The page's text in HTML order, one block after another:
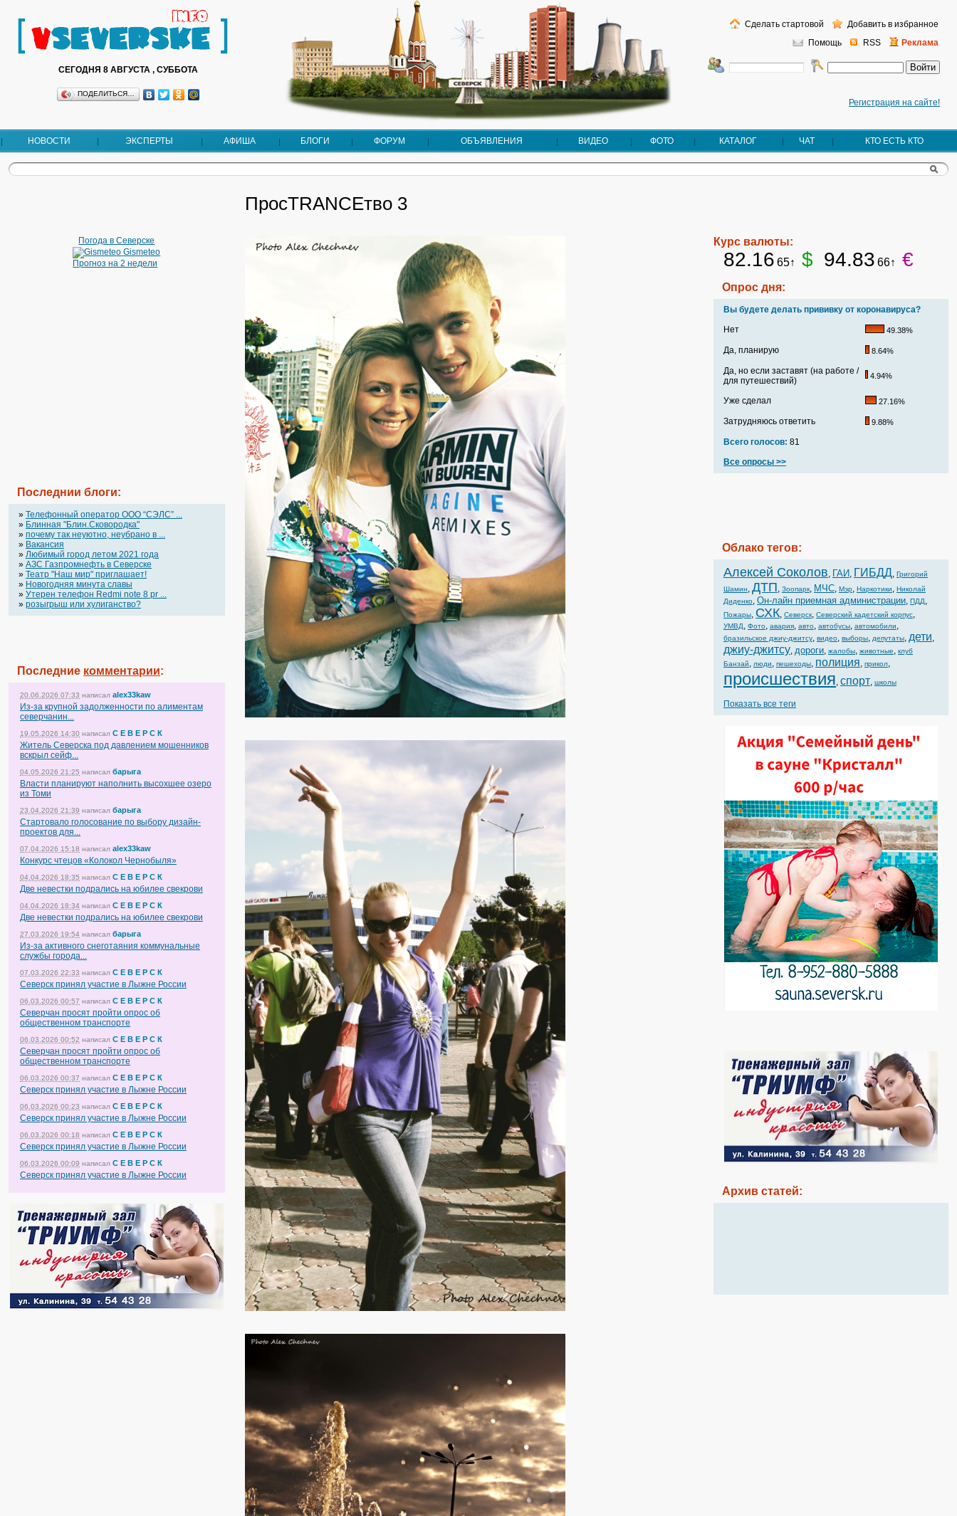
СЕГОДНЯ 8 АВГУСТА , СУББОТА
ПОДЕЛИТЬСЯ…
Регистрация на сайте!
Помощь RSS Реклама
Сделать стартовой Добавить в избранное
НОВОСТИ ЭКСПЕРТЫ АФИША БЛОГИ ФОРУМ ОБЪЯВЛЕНИЯ ВИДЕО ФОТО КАТАЛОГ ЧАТ КТО ЕСТЬ КТО
Погода в Северске
Gismeteo
Прогноз на 2 недели
Последнии блоги:
» Телефонный оператор OOO “СЭЛС” ...
» Блинная "Блин.Сковородка"
» почему так неуютно, неубрано в ...
» Вакансия
» Любимый город летом 2021 года
» АЗС Газпромнефть в Северске
» Театр "Наш мир" приглашает!
» Новогодняя минута славы
» Утерен телефон Redmi note 8 pr ...
» розыгрыш или хулиганство?
Последние комментарии:
20.06.2026 07:33 написал alex33kaw
Из-за крупной задолженности по алиментам
северчанин...
19.05.2026 14:30 написал С Е В Е Р С К
Житель Северска под давлением мошенников
вскрыл сейф...
04.05.2026 21:25 написал барыга
Власти планируют наполнить высохшее озеро
из Томи
23.04.2026 21:39 написал барыга
Стартовало голосование по выбору дизайн-
проектов для...
07.04.2026 15:18 написал alex33kaw
Конкурс чтецов «Колокол Чернобыля»
04.04.2026 18:35 написал С Е В Е Р С К
Две невестки подрались на юбилее свекрови
04.04.2026 18:34 написал С Е В Е Р С К
Две невестки подрались на юбилее свекрови
27.03.2026 19:54 написал барыга
Из-за активного снеготаяния коммунальные
службы города...
07.03.2026 22:33 написал С Е В Е Р С К
Северск принял участие в Лыжне России
06.03.2026 00:57 написал С Е В Е Р С К
Северчан просят пройти опрос об
общественном транспорте
06.03.2026 00:52 написал С Е В Е Р С К
Северчан просят пройти опрос об
общественном транспорте
06.03.2026 00:37 написал С Е В Е Р С К
Северск принял участие в Лыжне России
06.03.2026 00:23 написал С Е В Е Р С К
Северск принял участие в Лыжне России
06.03.2026 00:18 написал С Е В Е Р С К
Северск принял участие в Лыжне России
06.03.2026 00:09 написал С Е В Е Р С К
Северск принял участие в Лыжне России
ПросTRANCEтво 3
Курс валюты:
82.16 65↑ $ 94.83 66↑ €
Опрос дня:
Вы будете делать прививку от коронавируса?
Нет
49.38%
Да, планирую 8.64%
Да, но если заставят (на работе /
для путешествий)
4.94%
Уже сделал 27.16%
Затрудняюсь ответить 9.88%
Всего голосов: 81
Все опросы >>
Облако тегов:
Алексей Соколов, ГАИ, ГИБДД, Григорий
Шамин, ДТП, Зоопарк, МЧС, Мэр, Наркотики, Николай
Диденко, Он-лайн приемная администрации, ПДД,
Пожары, СХК, Северск, Северский кадетский корпус,
УМВД, Фото, авария, авто, автобусы, автомобили,
бразильское джиу-джитсу, видео, выборы, депутаты, дети,
джиу-джитсу, дороги, жалобы, животные, клуб
Банзай, люди, пешеходы, полиция, прикол,
происшествия, спорт, школы
Показать все теги
Архив статей: